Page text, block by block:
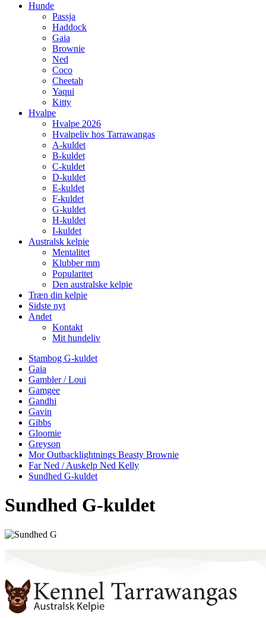
Hunde
Passja
Haddock
Gaia
Brownie
Ned
Coco
Cheetah
Yaqui
Kitty
Hvalpe
Hvalpe 2026
Hvalpeliv hos Tarrawangas
A-kuldet
B-kuldet
C-kuldet
D-kuldet
E-kuldet
F-kuldet
G-kuldet
H-kuldet
I-kuldet
Australsk kelpie
Mentalitet
Klubber mm
Popularitet
Den australske kelpie
Træn din kelpie
Sidste nyt
Andet
Kontakt
Mit hundeliv
Stambog G-kuldet
Gaia
Gambler / Loui
Gamgee
Gandhi
Gavin
Gibbs
Gloomie
Greyson
Mor Outbacklightnings Beasty Brownie
Far Ned / Auskelp Ned Kelly
Sundhed G-kuldet
Sundhed G-kuldet